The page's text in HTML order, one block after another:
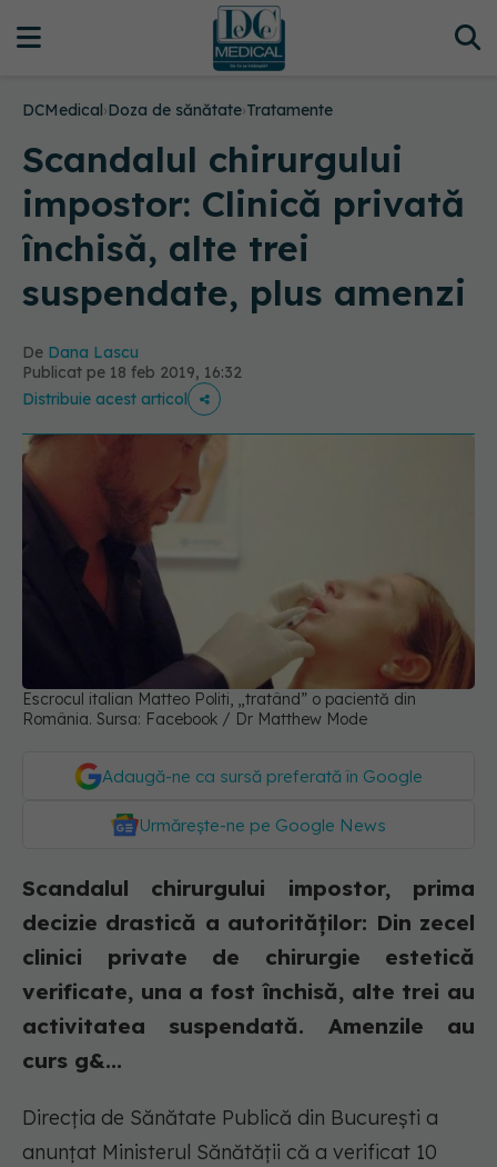
DCMedical›Doza de sănătate›Tratamente
Scandalul chirurgului
impostor: Clinică privată
închisă, alte trei
suspendate, plus amenzi
De Dana Lascu
Publicat pe 18 feb 2019, 16:32
Distribuie acest articol
Escrocul italian Matteo Politi, „tratând” o pacientă din
România. Sursa: Facebook / Dr Matthew Mode
Adaugă-ne ca sursă preferată în Google
Urmărește-ne pe Google News
Scandalul chirurgului impostor, prima
decizie drastică a autorităților: Din zecel
clinici private de chirurgie estetică
verificate, una a fost închisă, alte trei au
activitatea suspendată. Amenzile au
curs g&...
Direcția de Sănătate Publică din București a
anunțat Ministerul Sănătății că a verificat 10